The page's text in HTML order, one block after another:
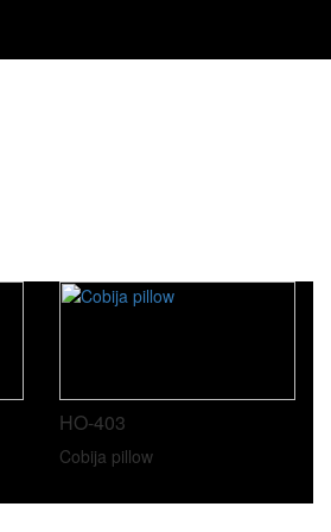
HO-403
Cobija pillow